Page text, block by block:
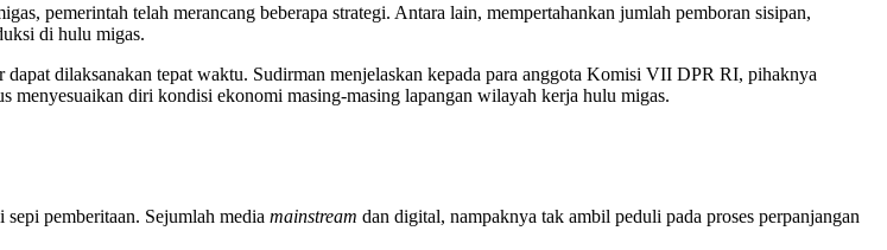
pemerintah telah merancang beberapa strategi. Antara lain, mempertahankan jumlah pemboran sisipan,
di hulu migas.
dapat dilaksanakan tepat waktu. Sudirman menjelaskan kepada para anggota Komisi VII DPR RI, pihaknya
menyesuaikan diri kondisi ekonomi masing-masing lapangan wilayah kerja hulu migas.
pemberitaan. Sejumlah media mainstream dan digital, nampaknya tak ambil peduli pada proses perpanjangan